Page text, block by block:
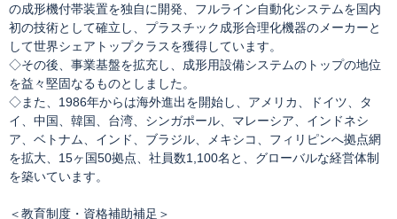
の成形機付帯装置を独自に開発、フルライン自動化システムを国内
初の技術として確立し、プラスチック成形合理化機器のメーカーと
して世界シェアトップクラスを獲得しています。
◇その後、事業基盤を拡充し、成形用設備システムのトップの地位
を益々堅固なるものとしました。
◇また、1986年からは海外進出を開始し、アメリカ、ドイツ、タ
イ、中国、韓国、台湾、シンガポール、マレーシア、インドネシ
ア、ベトナム、インド、ブラジル、メキシコ、フィリピンへ拠点網
を拡大、15ヶ国50拠点、社員数1,100名と、グローバルな経営体制
を築いています。
＜教育制度・資格補助補足＞